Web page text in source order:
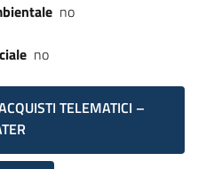
no
no
TELEMATICI –